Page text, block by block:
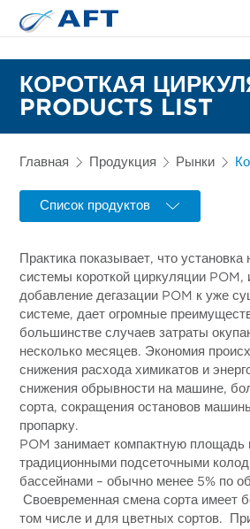
КОРОТКАЯ
PRODUCTS LIST
Главная Продукция Рынки
Список продуктов
Практика показывает, что установка
системы короткой циркуляции POM,
добавление дегазации POM к уже
системе, дает огромные
большинстве случаев затраты
несколько месяцев. Экономия
снижения расхода химикатов и
снижения обрывности на машине,
сорта, сокращения остановов
пропарку.
POM занимает компактную площадь
традиционными подсеточными
бассейнами – обычно менее 5% по
Своевременная смена сорта имеет
том числе и для цветных сортов.